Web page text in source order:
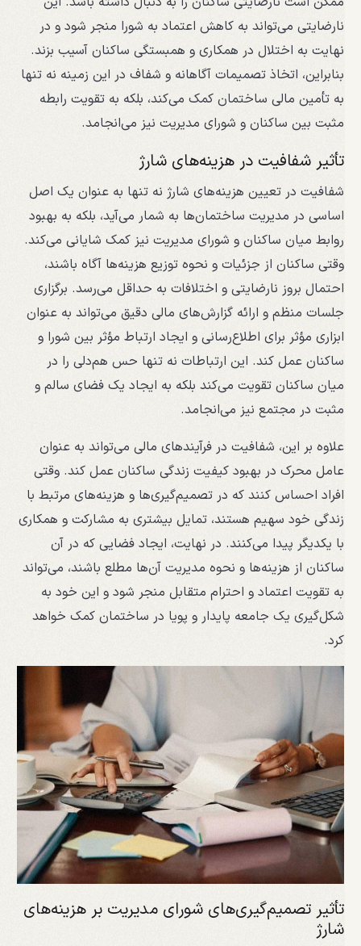
نارضایتی می‌تواند به کاهش اعتماد به شورا منجر شود و در
نهایت به اختلال در همکاری و همبستگی ساکنان آسیب بزند.
بنابراین، اتخاذ تصمیمات آگاهانه و شفاف در این زمینه نه تنها
به تأمین مالی ساختمان کمک می‌کند، بلکه به تقویت رابطه
مثبت بین ساکنان و شورای مدیریت نیز می‌انجامد.
تأثیر شفافیت در هزینه‌های شارژ
شفافیت در تعیین هزینه‌های شارژ نه تنها به عنوان یک اصل
اساسی در مدیریت ساختمان‌ها به شمار می‌آید، بلکه به بهبود
روابط میان ساکنان و شورای مدیریت نیز کمک شایانی می‌کند.
وقتی ساکنان از جزئیات و نحوه توزیع هزینه‌ها آگاه باشند،
احتمال بروز نارضایتی و اختلافات به حداقل می‌رسد. برگزاری
جلسات منظم و ارائه گزارش‌های مالی دقیق می‌تواند به عنوان
ابزاری مؤثر برای اطلاع‌رسانی و ایجاد ارتباط مؤثر بین شورا و
ساکنان عمل کند. این ارتباطات نه تنها حس هم‌دلی را در
میان ساکنان تقویت می‌کند بلکه به ایجاد یک فضای سالم و
مثبت در مجتمع نیز می‌انجامد.
علاوه بر این، شفافیت در فرآیندهای مالی می‌تواند به عنوان
عامل محرک در بهبود کیفیت زندگی ساکنان عمل کند. وقتی
افراد احساس کنند که در تصمیم‌گیری‌ها و هزینه‌های مرتبط با
زندگی خود سهیم هستند، تمایل بیشتری به مشارکت و همکاری
با یکدیگر پیدا می‌کنند. در نهایت، ایجاد فضایی که در آن
ساکنان از هزینه‌ها و نحوه مدیریت آن‌ها مطلع باشند، می‌تواند
به تقویت اعتماد و احترام متقابل منجر شود و این خود به
شکل‌گیری یک جامعه پایدار و پویا در ساختمان کمک خواهد
کرد.
تأثیر تصمیم‌گیری‌های شورای مدیریت بر هزینه‌های
شارژ